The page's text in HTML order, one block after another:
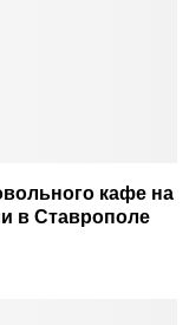
кафе на
в Ставрополе